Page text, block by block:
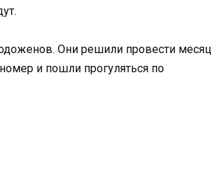
Они решили провести месяц
и пошли прогуляться по